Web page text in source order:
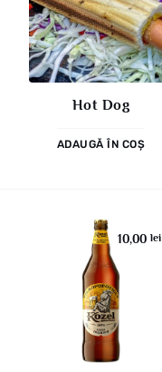
Hot Dog
ADAUGĂ ÎN COȘ
10,00lei